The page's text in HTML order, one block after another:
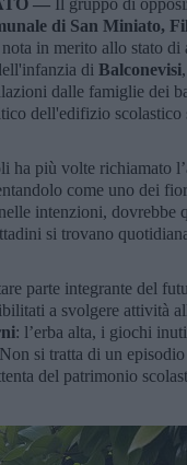
di San Miniato,
in merito allo stato di
di Balconevisi
dalle famiglie dei
dell'edifizio scolastico
più volte richiamato
come uno dei
intenzioni, dovrebbe
si trovano
parte integrante del
a svolgere attività
: l’erba alta, i giochi
si tratta di un
del patrimonio